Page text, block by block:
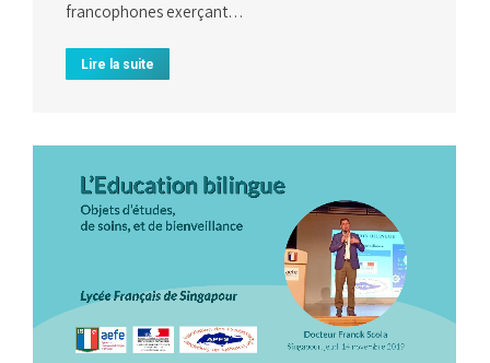
francophones exerçant…
Lire la suite